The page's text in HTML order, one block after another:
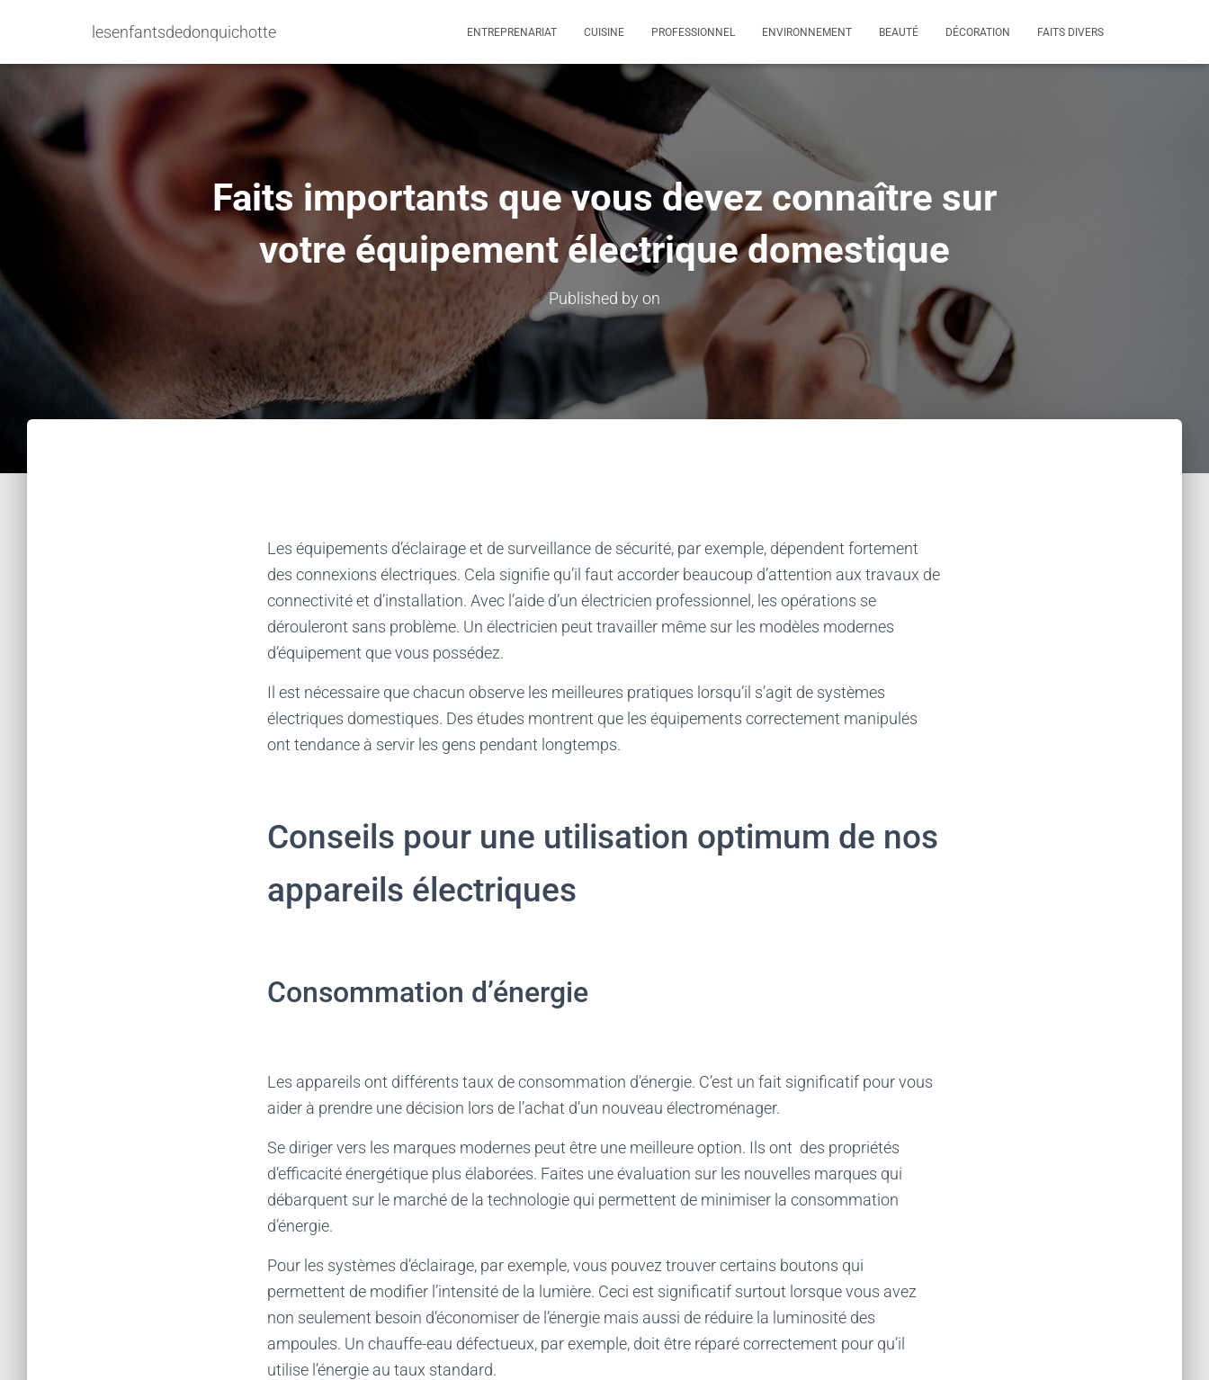
lesenfantsdedonquichotte ENTREPRENARIAT CUISINE PROFESSIONNEL ENVIRONNEMENT BEAUTÉ DÉCORATION FAITS DIVERS
Faits importants que vous devez connaître sur
votre équipement électrique domestique
Published by on
Les équipements d’éclairage et de surveillance de sécurité, par exemple, dépendent fortement
des connexions électriques. Cela signifie qu’il faut accorder beaucoup d’attention aux travaux de
connectivité et d’installation. Avec l’aide d’un électricien professionnel, les opérations se
dérouleront sans problème. Un électricien peut travailler même sur les modèles modernes
d’équipement que vous possédez.
Il est nécessaire que chacun observe les meilleures pratiques lorsqu’il s’agit de systèmes
électriques domestiques. Des études montrent que les équipements correctement manipulés
ont tendance à servir les gens pendant longtemps.
Conseils pour une utilisation optimum de nos
appareils électriques
Consommation d’énergie
Les appareils ont différents taux de consommation d’énergie. C’est un fait significatif pour vous
aider à prendre une décision lors de l’achat d’un nouveau électroménager.
Se diriger vers les marques modernes peut être une meilleure option. Ils ont des propriétés
d’efficacité énergétique plus élaborées. Faites une évaluation sur les nouvelles marques qui
débarquent sur le marché de la technologie qui permettent de minimiser la consommation
d’énergie.
Pour les systèmes d’éclairage, par exemple, vous pouvez trouver certains boutons qui
permettent de modifier l’intensité de la lumière. Ceci est significatif surtout lorsque vous avez
non seulement besoin d’économiser de l’énergie mais aussi de réduire la luminosité des
ampoules. Un chauffe-eau défectueux, par exemple, doit être réparé correctement pour qu’il
utilise l’énergie au taux standard.